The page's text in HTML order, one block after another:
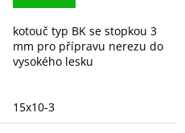
40x05-6
kotouč typ BK se stopkou 3
mm pro přípravu nerezu do
vysokého lesku
15x10-3